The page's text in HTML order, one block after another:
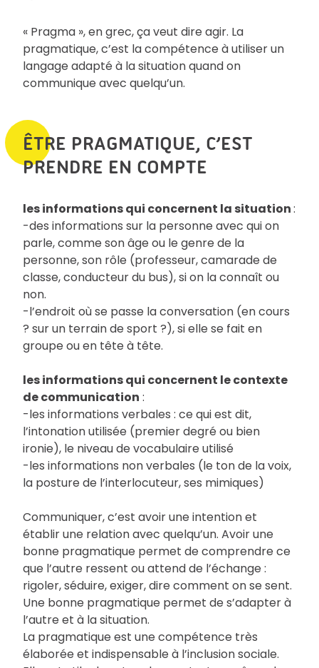
« Pragma », en grec, ça veut dire agir. La
pragmatique, c’est la compétence à utiliser un
langage adapté à la situation quand on
communique avec quelqu’un.
ÊTRE PRAGMATIQUE, C’EST
PRENDRE EN COMPTE
les informations qui concernent la situation:
-des informations sur la personne avec qui on
parle, comme son âge ou le genre de la
personne, son rôle (professeur, camarade de
classe, conducteur du bus), si on la connaît ou
non.
-l’endroit où se passe la conversation (en cours
? sur un terrain de sport ?), si elle se fait en
groupe ou en tête à tête.
les informations qui concernent le contexte
de communication :
-les informations verbales : ce qui est dit,
l’intonation utilisée (premier degré ou bien
ironie), le niveau de vocabulaire utilisé
-les informations non verbales (le ton de la voix,
la posture de l’interlocuteur, ses mimiques)
Communiquer, c’est avoir une intention et
établir une relation avec quelqu’un. Avoir une
bonne pragmatique permet de comprendre ce
que l’autre ressent ou attend de l’échange :
rigoler, séduire, exiger, dire comment on se sent.
Une bonne pragmatique permet de s’adapter à
l’autre et à la situation.
La pragmatique est une compétence très
élaborée et indispensable à l’inclusion sociale.